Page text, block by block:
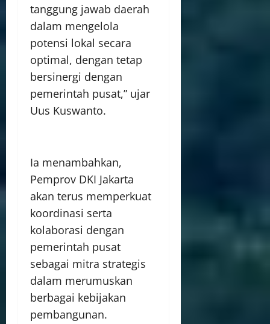
tanggung jawab daerah
dalam mengelola
potensi lokal secara
optimal, dengan tetap
bersinergi dengan
pemerintah pusat,” ujar
Uus Kuswanto.
Ia menambahkan,
Pemprov DKI Jakarta
akan terus memperkuat
koordinasi serta
kolaborasi dengan
pemerintah pusat
sebagai mitra strategis
dalam merumuskan
berbagai kebijakan
pembangunan.